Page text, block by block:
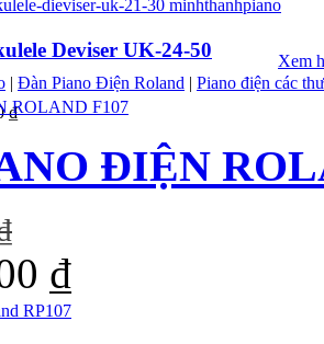
Deviser UK-24-50
₫
Xem
| Đàn Piano Điện Roland | Piano điện các
ĐIỆN
₫